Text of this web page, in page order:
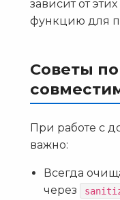
зависит от
функцию для
Советы
При работе с
важно:
Всегда
через